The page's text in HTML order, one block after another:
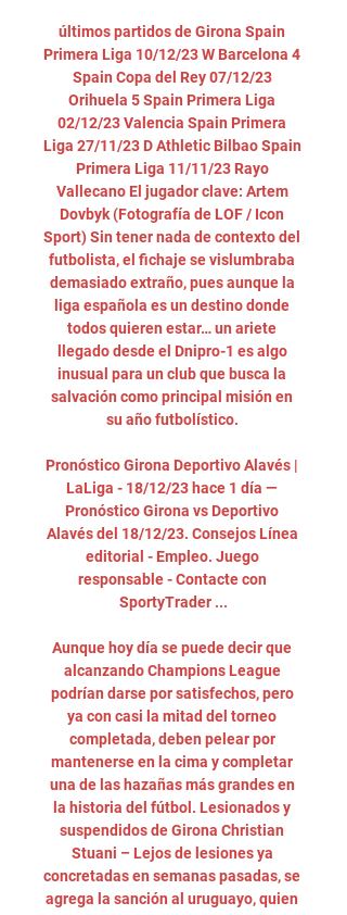
últimos partidos de Girona Spain
Primera Liga 10/12/23 W Barcelona 4
Spain Copa del Rey 07/12/23
Orihuela 5 Spain Primera Liga
02/12/23 Valencia Spain Primera
Liga 27/11/23 D Athletic Bilbao Spain
Primera Liga 11/11/23 Rayo
Vallecano El jugador clave: Artem
Dovbyk (Fotografía de LOF / Icon
Sport) Sin tener nada de contexto del
futbolista, el fichaje se vislumbraba
demasiado extraño, pues aunque la
liga española es un destino donde
todos quieren estar… un ariete
llegado desde el Dnipro-1 es algo
inusual para un club que busca la
salvación como principal misión en
su año futbolístico.
Pronóstico Girona Deportivo Alavés |
LaLiga - 18/12/23 hace 1 día —
Pronóstico Girona vs Deportivo
Alavés del 18/12/23. Consejos Línea
editorial - Empleo. Juego
responsable - Contacte con
SportyTrader ...
Aunque hoy día se puede decir que
alcanzando Champions League
podrían darse por satisfechos, pero
ya con casi la mitad del torneo
completada, deben pelear por
mantenerse en la cima y completar
una de las hazañas más grandes en
la historia del fútbol. Lesionados y
suspendidos de Girona Christian
Stuani – Lejos de lesiones ya
concretadas en semanas pasadas, se
agrega la sanción al uruguayo, quien